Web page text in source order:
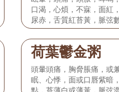
口渴，心煩，不寐，面紅
尿赤，舌質紅苔黃，脈弦
多見於高血壓病I期。
荷葉鬱金粥
頭暈頭痛，胸脅脹痛，或
眠、心悸，面或口唇紫暗